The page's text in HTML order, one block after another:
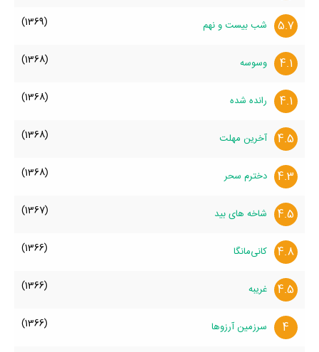
5.7 شب بیست و نهم (1369)
4.1 وسوسه (1368)
4.1 رانده شده (1368)
4.5 آخرین مهلت (1368)
4.3 دخترم سحر (1368)
4.5 شاخه های بید (1367)
4.8 کانی‌مانگا (1366)
4.5 غریبه (1366)
4 سرزمین آرزوها (1366)